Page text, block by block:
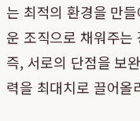
는 최적의 환경을 만
운 조직으로 채워주는
즉, 서로의 단점을 보
력을 최대치로 끌어올